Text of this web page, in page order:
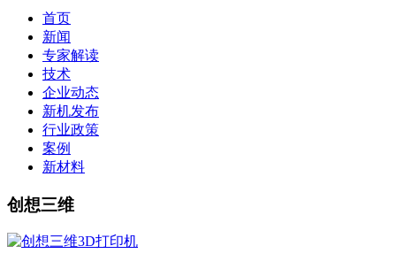
首页
新闻
专家解读
技术
企业动态
新机发布
行业政策
案例
新材料
创想三维